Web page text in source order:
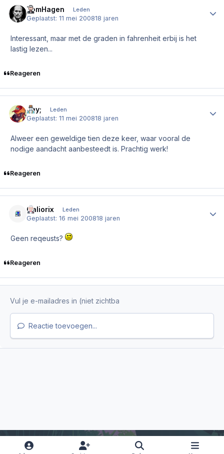
TomHagen Leden
Geplaatst:11 mei 200818 jaren
Interessant, maar met de graden in fahrenheit erbij is het
lastig lezen...
Reageren
Jay; Leden
Geplaatst:11 mei 200818 jaren
Alweer een geweldige tien deze keer, waar vooral de
nodige aandacht aanbesteedt is. Prachtig werk!
Reageren
Galiorix Leden
Geplaatst:16 mei 200818 jaren
Geen reqeusts?
Reageren
Reactie toevoegen...